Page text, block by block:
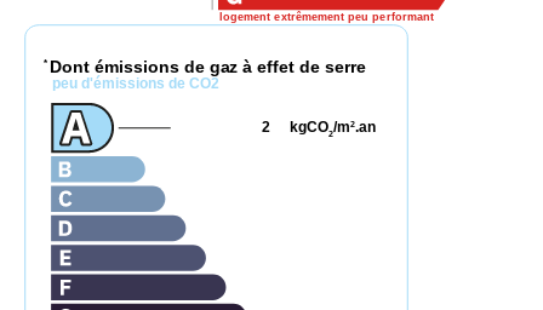
logement extrêmement peu performant
* Dont émissions de gaz à effet de serre
peu d'émissions de CO2
kgCO2/m2.an
2